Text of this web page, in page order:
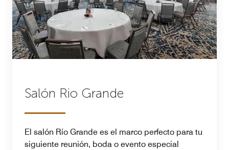
Salón Rio Grande
El salón Río Grande es el marco perfecto para tu
siguiente reunión, boda o evento especial